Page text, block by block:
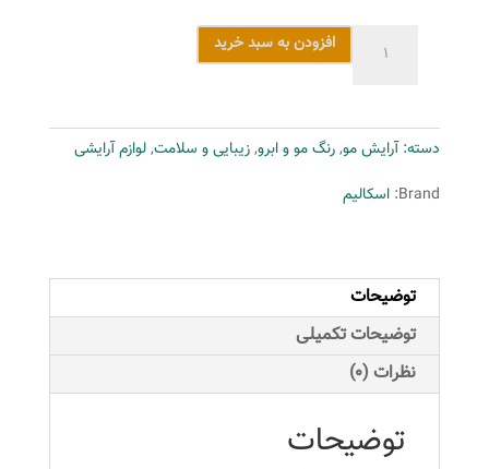
شماره
7.9
حجم
لیتر
رنگ
بلوند
شکلاتی
متوسط
افزودن به سبد خرید
دسته:آرایش مو,رنگ مو و ابرو,زیبایی و سلامت,لوازم آرایشی
Brand: اسکالیم
توضیحات
توضیحات تکمیلی
نظرات (0)
توضیحات